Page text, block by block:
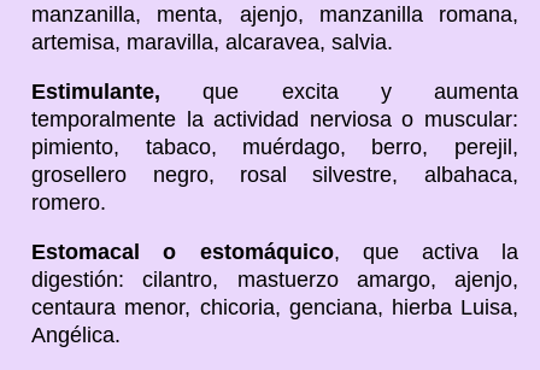
manzanilla, menta, ajenjo, manzanilla romana,
artemisa, maravilla, alcaravea, salvia.
Estimulante,que excita y aumenta
temporalmente la actividad nerviosa o muscular:
pimiento, tabaco, muérdago, berro, perejil,
grosellero negro, rosal silvestre, albahaca,
romero.
Estomacal o estomáquico, que activa la
digestión: cilantro, mastuerzo amargo, ajenjo,
centaura menor, chicoria, genciana, hierba Luisa,
Angélica.